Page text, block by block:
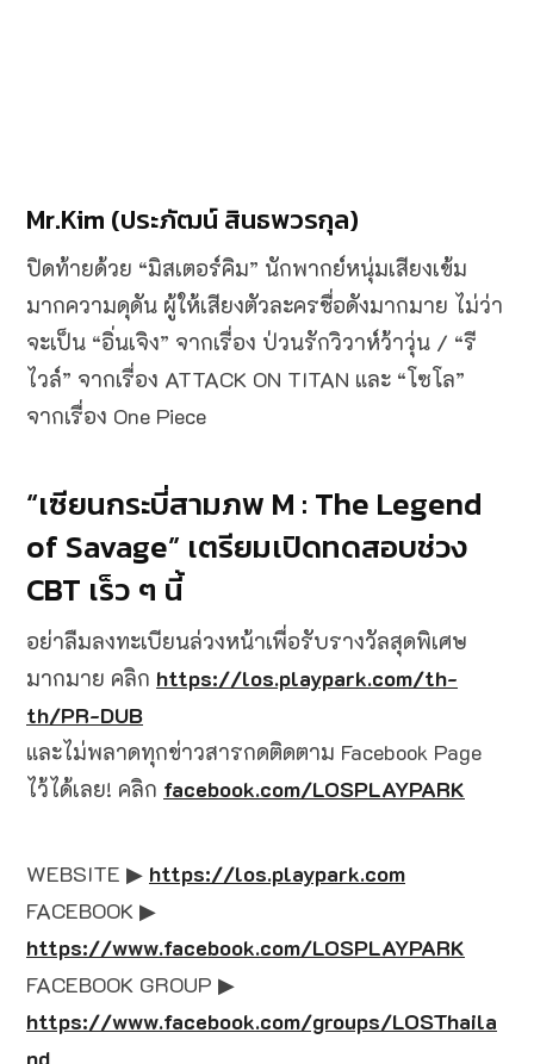
Mr.Kim (ประภัฒน์ สินธพวรกุล)
ปิดท้ายด้วย “มิสเตอร์คิม” นักพากย์หนุ่มเสียงเข้ม
มากความดุดัน ผู้ให้เสียงตัวละครชื่อดังมากมาย ไม่ว่า
จะเป็น “อิ่นเจิง” จากเรื่อง ป่วนรักวิวาห์ว้าวุ่น / “รี
ไวล์” จากเรื่อง ATTACK ON TITAN และ “โซโล”
จากเรื่อง One Piece
“เซียนกระบี่สามภพ M : The Legend
of Savage” เตรียมเปิดทดสอบช่วง
CBT เร็ว ๆ นี้
อย่าลืมลงทะเบียนล่วงหน้าเพื่อรับรางวัลสุดพิเศษ
มากมาย คลิก https://los.playpark.com/th-
th/PR-DUB
และไม่พลาดทุกข่าวสารกดติดตาม Facebook Page
ไว้ได้เลย! คลิก facebook.com/LOSPLAYPARK
WEBSITE ▶ https://los.playpark.com
FACEBOOK ▶
https://www.facebook.com/LOSPLAYPARK
FACEBOOK GROUP ▶
https://www.facebook.com/groups/LOSThaila
nd